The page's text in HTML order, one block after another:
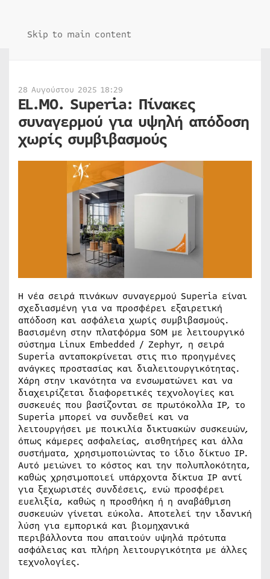
Skip to main content
28 Αυγούστου 2025 18:29
EL.MO. Superia: Πίνακες
συναγερμού για υψηλή απόδοση
χωρίς συμβιβασμούς
Η νέα σειρά πινάκων συναγερμού Superia είναι
σχεδιασμένη για να προσφέρει εξαιρετική
απόδοση και ασφάλεια χωρίς συμβιβασμούς.
Βασισμένη στην πλατφόρμα SOM με λειτουργικό
σύστημα Linux Embedded / Zephyr, η σειρά
Superia ανταποκρίνεται στις πιο προηγμένες
ανάγκες προστασίας και διαλειτουργικότητας.
Χάρη στην ικανότητα να ενσωματώνει και να
διαχειρίζεται διαφορετικές τεχνολογίες και
συσκευές που βασίζονται σε πρωτόκολλα IP, το
Superia μπορεί να συνδεθεί και να
λειτουργήσει με ποικιλία δικτυακών συσκευών,
όπως κάμερες ασφαλείας, αισθητήρες και άλλα
συστήματα, χρησιμοποιώντας το ίδιο δίκτυο IP.
Αυτό μειώνει το κόστος και την πολυπλοκότητα,
καθώς χρησιμοποιεί υπάρχοντα δίκτυα IP αντί
για ξεχωριστές συνδέσεις, ενώ προσφέρει
ευελιξία, καθώς η προσθήκη ή η αναβάθμιση
συσκευών γίνεται εύκολα. Αποτελεί την ιδανική
λύση για εμπορικά και βιομηχανικά
περιβάλλοντα που απαιτούν υψηλά πρότυπα
ασφάλειας και πλήρη λειτουργικότητα με άλλες
τεχνολογίες.